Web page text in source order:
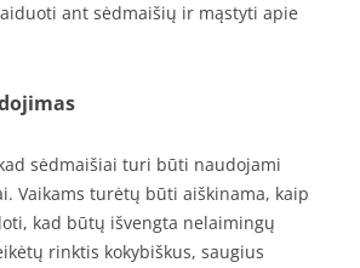
ant sėdmaišių ir mąstyti apie
sėdmaišiai turi būti naudojami
Vaikams turėtų būti aiškinama, kaip
kad būtų išvengta nelaimingų
rinktis kokybiškus, saugius